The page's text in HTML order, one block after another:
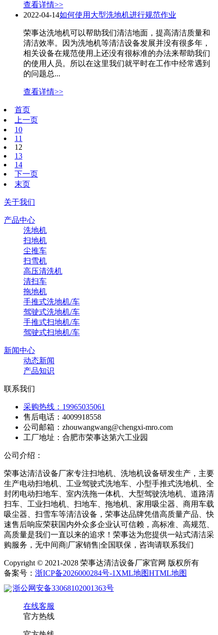
查看详情>>
2022-04-14如何使用大型洗地机进行规范作业
荣事达洗地机可以帮助我们清洁地面，提高清洁质量和
清洁效率。因为洗地机等清洁设备发展并没有很多年，
相关设备在规范使用上还没有很标准的办法来帮助我们
的使用人员。所以在这里我们就平时在工作中经常遇到
的问题总...
查看详情>>
首页
上一页
10
11
12
13
14
下一页
末页
关于我们
产品中心
洗地机
扫地机
尘推车
扫雪机
高压清洗机
清扫车
拖地机
手推式洗地机/车
驾驶式洗地机/车
手推式扫地机/车
驾驶式扫地机/车
新闻中心
动态新闻
产品知识
联系我们
采购热线：19965035061
售后电话：4009918558
公司邮箱：zhouwangwang@chengxi-mro.com
工厂地址：合肥市荣事达第六工业园
公司介绍：
荣事达清洁设备厂家专注扫地机、洗地机设备研发生产，主要
生产电动扫地机、工业驾驶式洗地车、小型手推式洗地机、全
封闭电动扫地车、室内洗拖一体机、大型驾驶洗地机、道路清
扫车、工业扫地机、扫地车、拖地机、家用吸尘器、商用车载
吸尘器、扫雪车等清洁设备，荣事达品牌凭借高质量产品、快
速售后响应荣获国内外众多企业认可信赖，高标准、高规范、
高质量是我们一直以来的追求！荣事达为您提供一站式清洁采
购服务，无中间商|厂家销售|全国联保，咨询请联系我们
Copyright © 2021-2028 荣事达清洁设备厂家官网 版权所有
备案号： 浙ICP备2026000284号-1 XML地图HTML地图
浙公网安备33068102001363号
在线客服
官方热线